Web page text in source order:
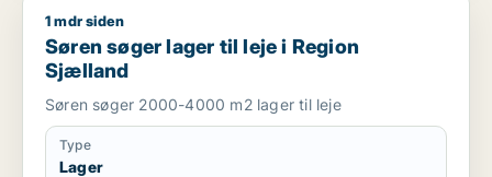
Søren søger lager til leje i Region Sjælland
1 mdr siden
Søren søger lager til leje i Region
Sjælland
Søren søger 2000-4000 m2 lager til leje
Type
Lager